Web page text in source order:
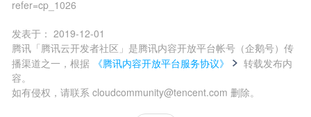
refer=cp_1026
发表于： 2019-12-01
腾讯「腾讯云开发者社区」是腾讯内容开放平台帐号（企鹅号）传
播渠道之一，根据
《腾讯内容开放平台服务协议》
转载发布内
容。
如有侵权，请联系 cloudcommunity@tencent.com 删除。